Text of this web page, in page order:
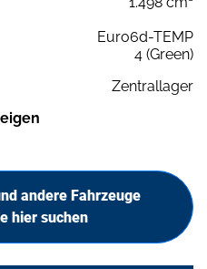
Euro6d-TEMP
4 (Green)
Zentrallager
andere Fahrzeuge
hier suchen